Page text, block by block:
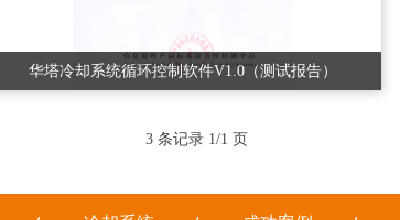
华塔冷却系统循环控制软件V1.0（测试报告）
3 条记录 1/1 页